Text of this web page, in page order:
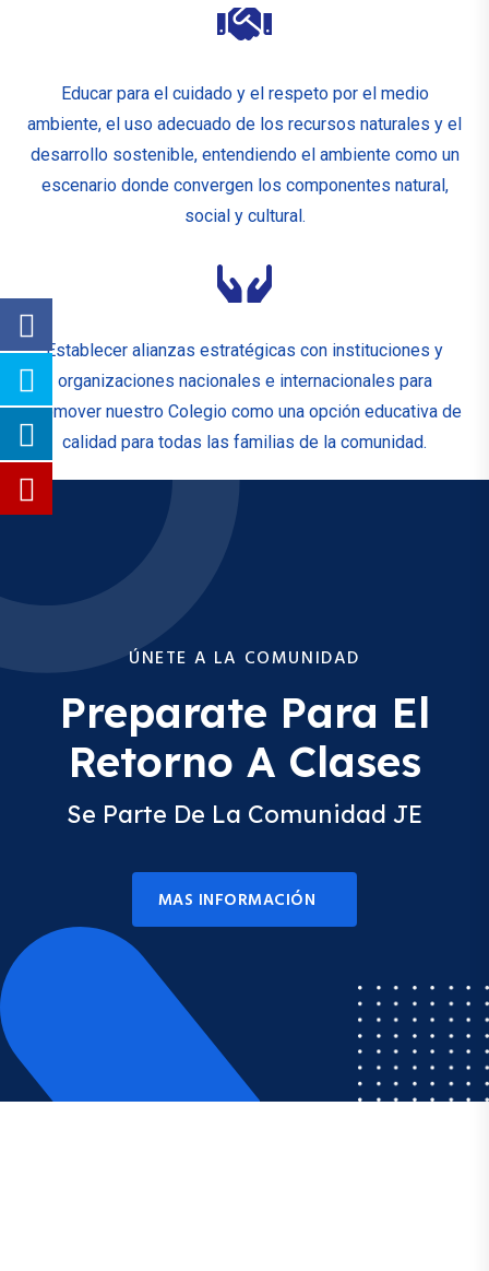
Educar para el cuidado y el respeto por el medio
ambiente, el uso adecuado de los recursos naturales y el
desarrollo sostenible, entendiendo el ambiente como un
escenario donde convergen los componentes natural,
social y cultural.
Establecer alianzas estratégicas con instituciones y
organizaciones nacionales e internacionales para
promover nuestro Colegio como una opción educativa de
calidad para todas las familias de la comunidad.
ÚNETE A LA COMUNIDAD
Preparate Para El
Retorno A Clases
Se Parte De La Comunidad JE
MAS INFORMACIÓN